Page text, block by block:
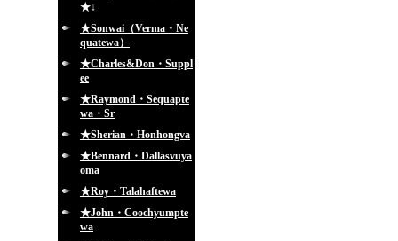
★↓
★Sonwai（Verma・Ne
quatewa）
★Charles&Don・Suppl
ee
★Raymond・Sequapte
wa・Sr
★Sherian・Honhongva
★Bennard・Dallasvuya
oma
★Roy・Talahaftewa
★John・Coochyumpte
wa